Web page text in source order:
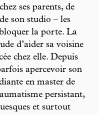
ses parents, de
son studio – les
la porte. La
d’aider sa voisine
chez elle. Depuis
apercevoir son
en master de
persistant,
et surtout